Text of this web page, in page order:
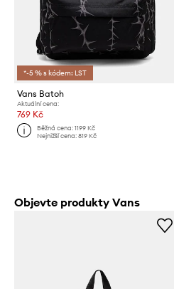
*-5 % s kódem: LST
Vans Batoh
Aktuální cena:
769 Kč
Běžná cena:1199 Kč
Nejnižší cena:819 Kč
Objevte produkty Vans